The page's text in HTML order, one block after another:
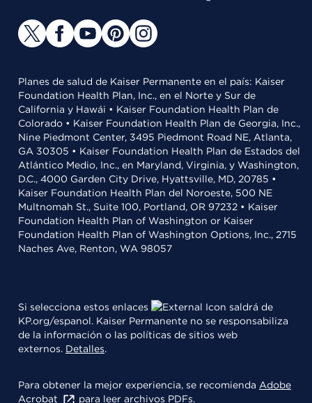
Planes de salud de Kaiser Permanente en el país: Kaiser
Foundation Health Plan, Inc., en el Norte y Sur de
California y Hawái • Kaiser Foundation Health Plan de
Colorado • Kaiser Foundation Health Plan de Georgia, Inc.,
Nine Piedmont Center, 3495 Piedmont Road NE, Atlanta,
GA 30305 • Kaiser Foundation Health Plan de Estados del
Atlántico Medio, Inc., en Maryland, Virginia, y Washington,
D.C., 4000 Garden City Drive, Hyattsville, MD, 20785 •
Kaiser Foundation Health Plan del Noroeste, 500 NE
Multnomah St., Suite 100, Portland, OR 97232 • Kaiser
Foundation Health Plan of Washington or Kaiser
Foundation Health Plan of Washington Options, Inc., 2715
Naches Ave, Renton, WA 98057
Si selecciona estos enlaces
saldrá de
KP.org/espanol. Kaiser Permanente no se responsabiliza
de la información o las políticas de sitios web
externos. Detalles.
Para obtener la mejor experiencia, se recomienda Adobe
Acrobat
para leer archivos PDFs.